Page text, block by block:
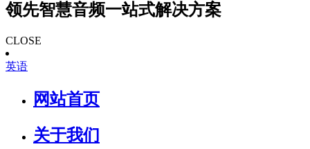
领先智慧音频一站式解决方案
CLOSE
英语
网站首页
关于我们